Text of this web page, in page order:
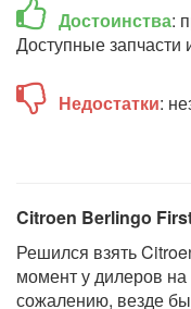
Достоинства:
Доступные запчасти
Недостатки:
Citroen Berlingo
Решился взять
момент у дилеров
сожалению, везде